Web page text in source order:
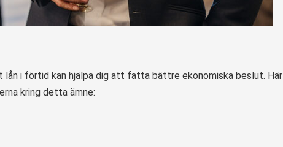
i förtid kan hjälpa dig att fatta bättre ekonomiska beslut. Här
kring detta ämne: